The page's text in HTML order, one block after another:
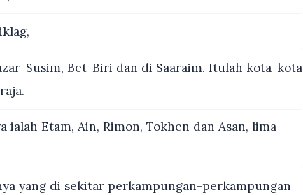
Susim, Bet-Biri dan di Saaraim. Itulah kota-kota
ialah Etam, Ain, Rimon, Tokhen dan Asan, lima
yang di sekitar perkampungan-perkampungan